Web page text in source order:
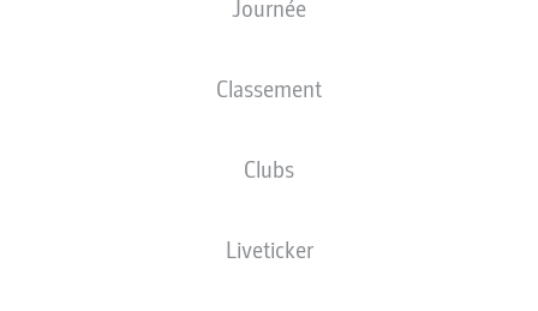
Journée
Classement
Clubs
Liveticker